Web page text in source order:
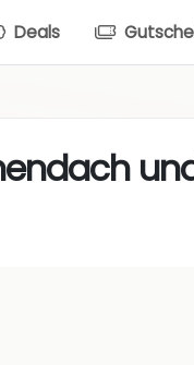
Deals